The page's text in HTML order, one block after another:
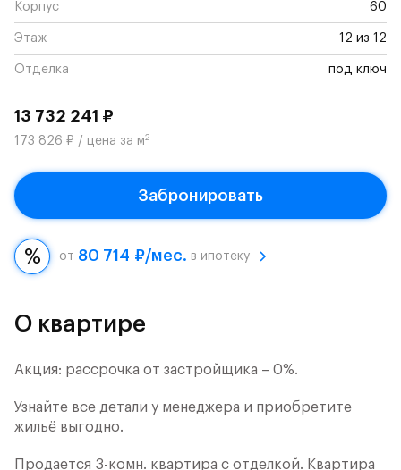
Корпус 60
Этаж 12 из 12
Отделка под ключ
13 732 241 ₽
173 826 ₽ / цена за м2
Забронировать
от 80 714 ₽/мес. в ипотеку
О квартире
Акция: рассрочка от застройщика – 0%.
Узнайте все детали у менеджера и приобретите
жильё выгодно.
Продается 3-комн. квартира с отделкой. Квартира